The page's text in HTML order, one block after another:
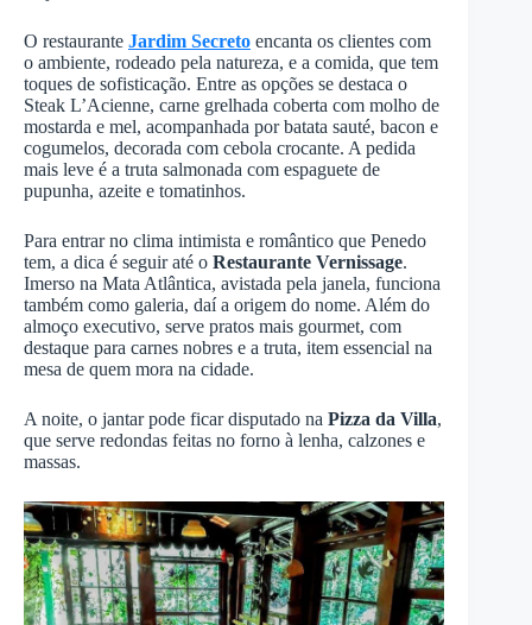
O restaurante Jardim Secreto encanta os clientes com
o ambiente, rodeado pela natureza, e a comida, que tem
toques de sofisticação. Entre as opções se destaca o
Steak L’Acienne, carne grelhada coberta com molho de
mostarda e mel, acompanhada por batata sauté, bacon e
cogumelos, decorada com cebola crocante. A pedida
mais leve é a truta salmonada com espaguete de
pupunha, azeite e tomatinhos.
Para entrar no clima intimista e romântico que Penedo
tem, a dica é seguir até o Restaurante Vernissage.
Imerso na Mata Atlântica, avistada pela janela, funciona
também como galeria, daí a origem do nome. Além do
almoço executivo, serve pratos mais gourmet, com
destaque para carnes nobres e a truta, item essencial na
mesa de quem mora na cidade.
A noite, o jantar pode ficar disputado na Pizza da Villa,
que serve redondas feitas no forno à lenha, calzones e
massas.